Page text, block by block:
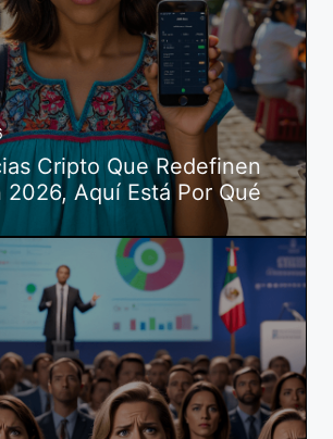
Cripto Que Redefinen
Aquí Está Por Qué